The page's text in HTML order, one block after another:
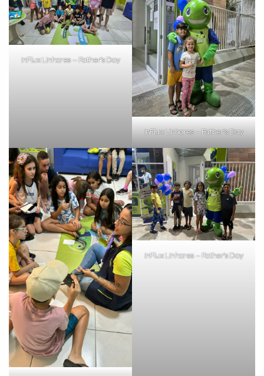
inFlux Linhares – Father’s Day
inFlux Linhares – Father’s Day
inFlux Linhares – Father’s Day